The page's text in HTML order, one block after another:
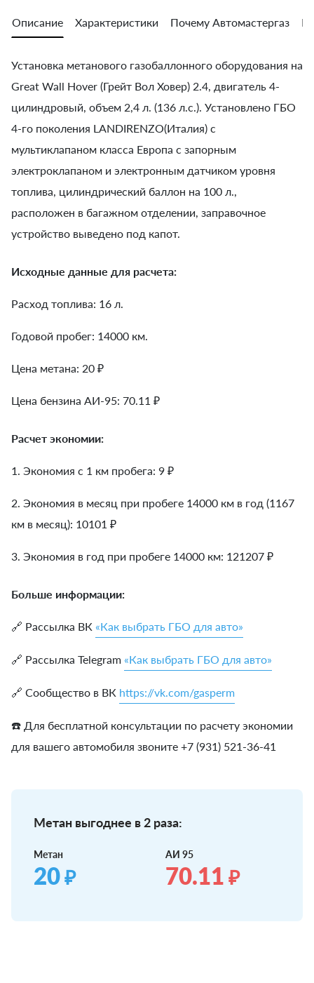
Описание Характеристики Почему Автомастергаз
Установка метанового газобаллонного оборудования на
Great Wall Hover (Грейт Вол Ховер) 2.4, двигатель 4-
цилиндровый, объем 2,4 л. (136 л.с.). Установлено ГБО
4-го поколения LANDIRENZO(Италия) с
мультиклапаном класса Европа с запорным
электроклапаном и электронным датчиком уровня
топлива, цилиндрический баллон на 100 л.,
расположен в багажном отделении, заправочное
устройство выведено под капот.
Исходные данные для расчета:
Расход топлива: 16 л.
Годовой пробег: 14000 км.
Цена метана: 20 ₽
Цена бензина АИ-95: 70.11 ₽
Расчет экономии:
1. Экономия с 1 км пробега: 9 ₽
2. Экономия в месяц при пробеге 14000 км в год (1167
км в месяц): 10101 ₽
3. Экономия в год при пробеге 14000 км: 121207 ₽
Больше информации:
🔗 Рассылка ВК «Как выбрать ГБО для авто»
🔗 Рассылка Telegram «Как выбрать ГБО для авто»
🔗 Сообщество в ВК https://vk.com/gasperm
☎️ Для бесплатной консультации по расчету экономии
для вашего автомобиля звоните +7 (931) 521-36-41
Метан выгоднее в 2 раза:
Метан
20₽
АИ 95
70.11 ₽